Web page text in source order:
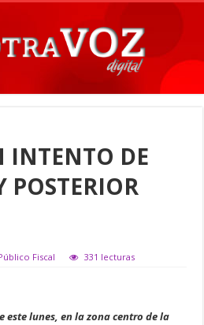
INTENTO DE
POSTERIOR
Fiscal
331 lecturas
este lunes, en la zona centro de la